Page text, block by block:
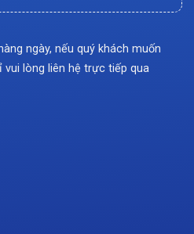
ngày, nếu quý khách muốn
lòng liên hệ trực tiếp qua